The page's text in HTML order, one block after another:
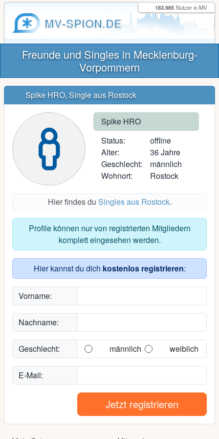
MV-SPION.DE
183.985 Nutzer in MV
Freunde und Singles in Mecklenburg-
Vorpommern
Spike HRO, Single aus Rostock
Spike HRO
Status:
offline
Alter:
36 Jahre
Geschlecht:
männlich
Wohnort:
Rostock
Hier findes du Singles aus Rostock.
Profile können nur von registrierten Mitgliedern
komplett eingesehen werden.
Hier kannst du dich kostenlos registrieren:
Vorname:
Nachname:
Geschlecht: männlich weiblich
E-Mail:
Jetzt registrieren